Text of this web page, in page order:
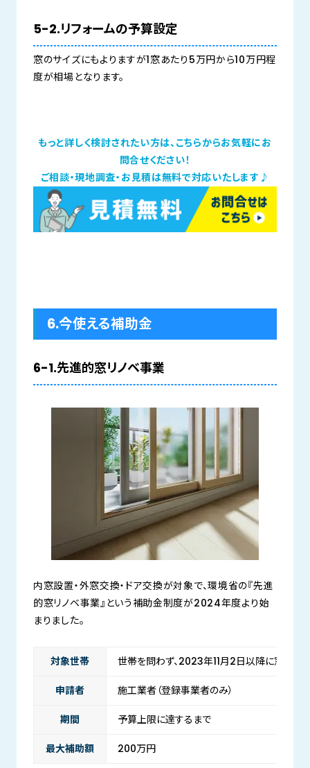
5-2.リフォームの予算設定
窓のサイズにもよりますが1窓あたり5万円から10万円程
度が相場となります。
もっと詳しく検討されたい方は、こちらからお気軽にお
問合せください！
ご相談・現地調査・お見積は無料で対応いたします♪
6.今使える補助金
6-1.先進的窓リノベ事業
内窓設置・外窓交換・ドア交換が対象で、環境省の『先進
的窓リノベ事業』という補助金制度が2024年度より始
まりました。
対象世帯 世帯を問わず、2023年11月2日以降に窓・ドア
申請者 施工業者（登録事業者のみ）
期間 予算上限に達するまで
最大補助額 200万円